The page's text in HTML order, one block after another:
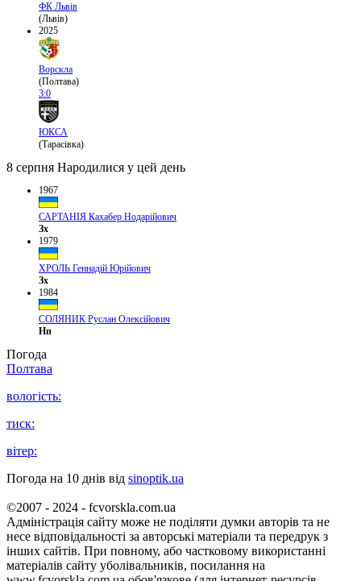
ФК Львів
(Львів)
2025
Ворскла
(Полтава)
3:0
ЮКСА
(Тарасівка)
8 серпня Народилися у цей день
1967
САРТАНІЯ Кахабер Нодарійович
Зх
1979
ХРОЛЬ Геннадій Юрійович
Зх
1984
СОЛЯНИК Руслан Олексійович
Нп
Погода
Полтава
вологість:
тиск:
вітер:
Погода на 10 днів від sinoptik.ua
©2007 - 2024 - fcvorskla.com.ua
Адміністрація сайту може не поділяти думки авторів та не
несе відповідальності за авторські матеріали та передрук з
інших сайтів. При повному, або частковому використанні
матеріалів сайту уболівальників, посилання на